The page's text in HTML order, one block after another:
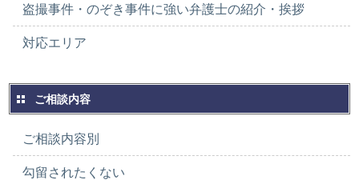
盗撮事件・のぞき事件に強い弁護士の紹介・挨拶
対応エリア
ご相談内容
ご相談内容別
勾留されたくない